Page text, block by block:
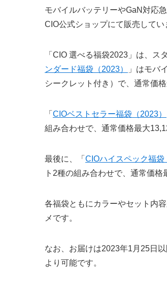
モバイルバッテリーやGaN対応
CIO公式ショップにて販売してい
「CIO 選べる福袋2023」は、ス
ンダード福袋（2023）
」はモバ
シークレット付き）で、通常価
「 CIOベストセラー福袋（2023）
組み合わせで、通常価格最大
最後に、「 CIOハイスペック福袋
ト2種の組み合わせで、通常価
各福袋ともにカラーやセット内
メです。
なお、お届けは2023年1月25日
より可能です。